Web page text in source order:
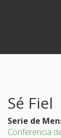
Sé Fiel
Serie de
Conferencia